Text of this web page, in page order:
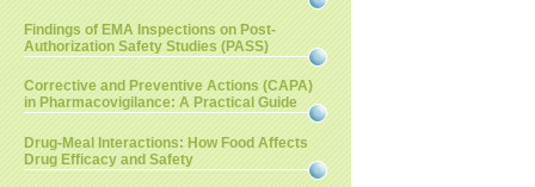
Findings of EMA Inspections on Post-
Authorization Safety Studies (PASS)
Corrective and Preventive Actions (CAPA)
in Pharmacovigilance: A Practical Guide
Drug-Meal Interactions: How Food Affects
Drug Efficacy and Safety